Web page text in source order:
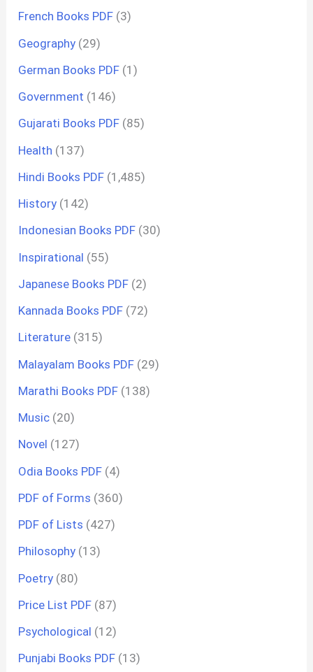
French Books PDF (3)
Geography (29)
German Books PDF (1)
Government (146)
Gujarati Books PDF (85)
Health (137)
Hindi Books PDF (1,485)
History (142)
Indonesian Books PDF (30)
Inspirational (55)
Japanese Books PDF (2)
Kannada Books PDF (72)
Literature (315)
Malayalam Books PDF (29)
Marathi Books PDF (138)
Music (20)
Novel (127)
Odia Books PDF (4)
PDF of Forms (360)
PDF of Lists (427)
Philosophy (13)
Poetry (80)
Price List PDF (87)
Psychological (12)
Punjabi Books PDF (13)